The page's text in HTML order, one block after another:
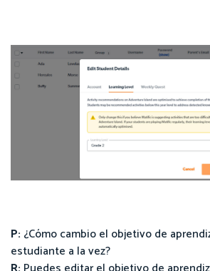
P: ¿Cómo cambio el objetivo de
estudiante a la vez?